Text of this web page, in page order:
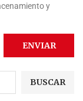
y
BUSCAR